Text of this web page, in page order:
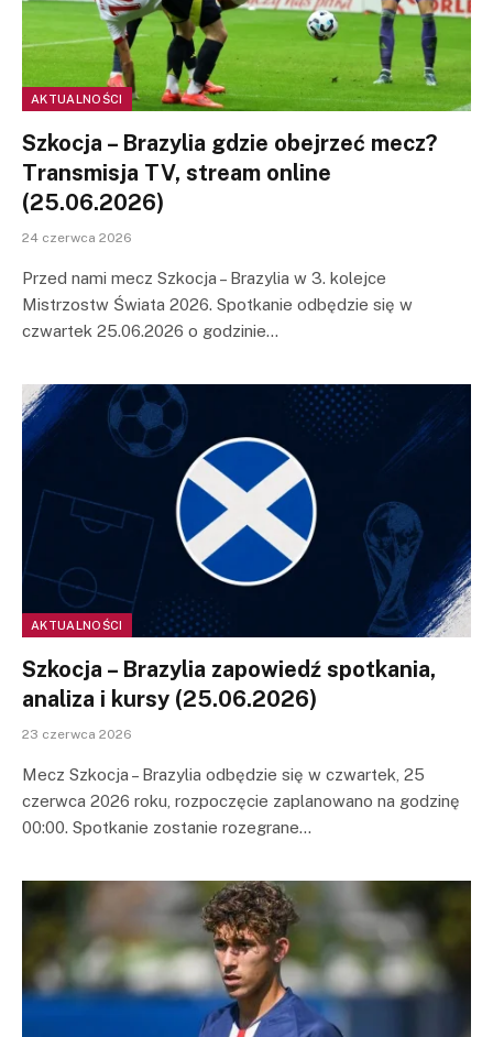
AKTUALNOŚCI
Szkocja – Brazylia gdzie obejrzeć mecz?
Transmisja TV, stream online
(25.06.2026)
24 czerwca 2026
Przed nami mecz Szkocja – Brazylia w 3. kolejce
Mistrzostw Świata 2026. Spotkanie odbędzie się w
czwartek 25.06.2026 o godzinie…
AKTUALNOŚCI
Szkocja – Brazylia zapowiedź spotkania,
analiza i kursy (25.06.2026)
23 czerwca 2026
Mecz Szkocja – Brazylia odbędzie się w czwartek, 25
czerwca 2026 roku, rozpoczęcie zaplanowano na godzinę
00:00. Spotkanie zostanie rozegrane…